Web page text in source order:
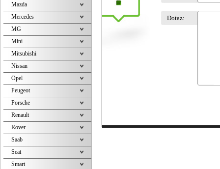
Dotaz:
Mazda
Mercedes
MG
Mini
Mitsubishi
Nissan
Opel
Peugeot
Porsche
Renault
Rover
Saab
Seat
Smart